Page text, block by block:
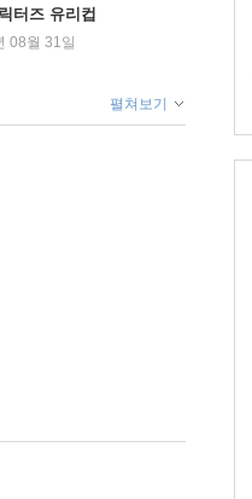
터즈 유리컵
08월 31일
펼쳐보기